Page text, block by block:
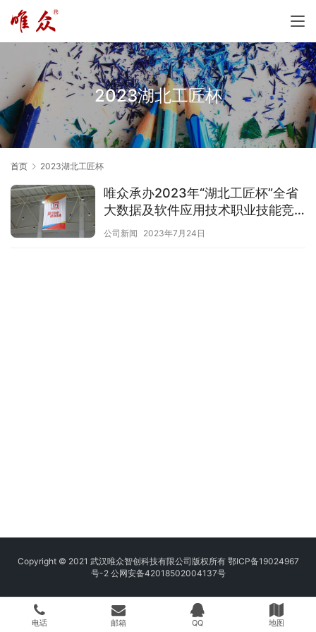
2023湖北工匠杯
首页 2023湖北工匠杯
唯众承办2023年“湖北工匠杯”全省
大数据及软件应用技术职业技能竞
赛赛项
公司新闻 2023年7月24日
Copyright © 2021 武汉唯众智创科技有限公司版权所有 鄂ICP备19024967
号-2 公网安备42018502004137号
电话 邮箱 QQ 地图